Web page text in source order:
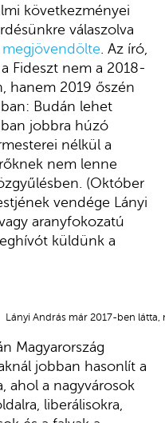
következményei
válaszolva
megjövendölte . Az író,
Fideszt nem a 2018-
hanem 2019 őszén
Budán lehet
jobbra húzó
nélkül a
nem lenne
(Október
vendége Lányi
aranyfokozatú
küldünk a
Lányi András már 2017-ben
Magyarország
jobban hasonlít a
ahol a nagyvárosok
liberálisokra,